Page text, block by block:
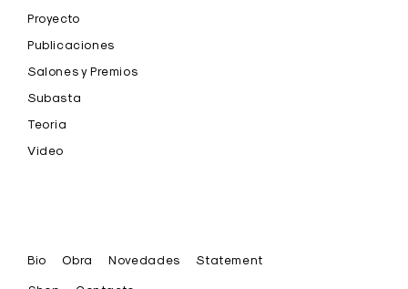
Proyecto
Publicaciones
Salones y Premios
Subasta
Teoria
Video
Bio Obra Novedades Statement